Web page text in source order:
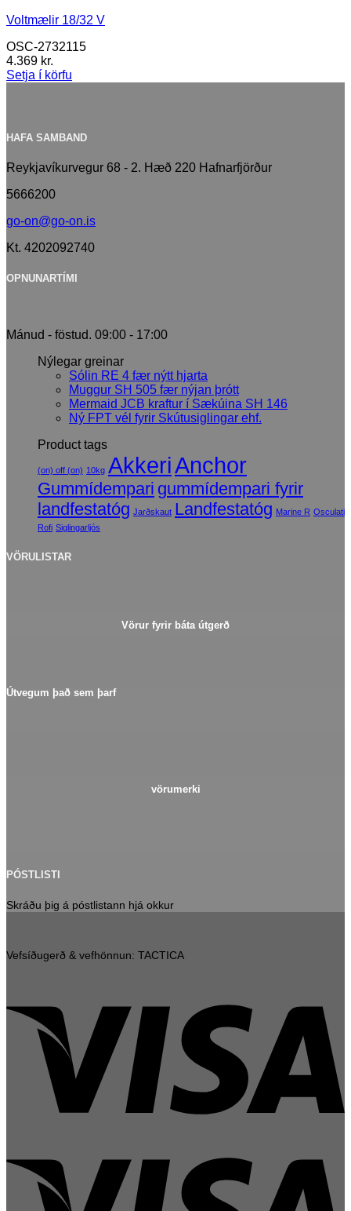
Voltmælir 18/32 V
OSC-2732115
4.369 kr.
Setja í körfu
HAFA SAMBAND
Reykjavíkurvegur 68 - 2. Hæð 220 Hafnarfjörður
5666200
go-on@go-on.is
Kt. 4202092740
OPNUNARTÍMI
Mánud - föstud. 09:00 - 17:00
Nýlegar greinar
Sólin RE 4 fær nýtt hjarta
Muggur SH 505 fær nýjan þrótt
Mermaid JCB kraftur í Sækúina SH 146
Ný FPT vél fyrir Skútusiglingar ehf.
Product tags
(on) off (on) 10kg AkkeriAnchor
Gummídempari gummídempari fyrir
landfestatóg Jarðskaut Landfestatóg Marine R Osculati
Rofi Siglingarljós
VÖRULISTAR
Vörur fyrir báta útgerð
Útvegum það sem þarf
vörumerki
PÓSTLISTI
Skráðu þig á póstlistann hjá okkur
Vefsíðugerð & vefhönnun: TACTICA